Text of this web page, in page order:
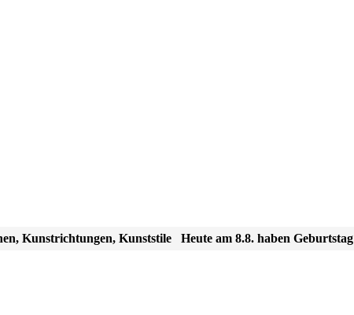
Heute am 8.8. haben Geburtstag
Kunstrichtungen, Kunststile